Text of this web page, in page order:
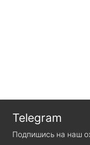
Telegram
Подпишись на наш